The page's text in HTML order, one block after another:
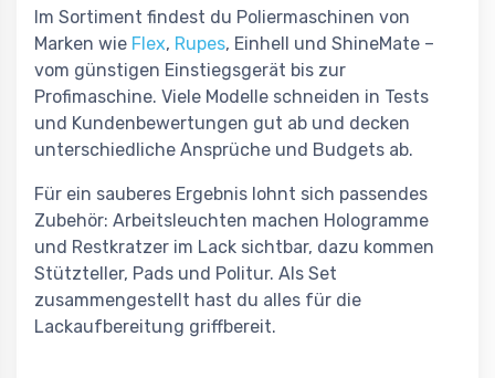
Im Sortiment findest du Poliermaschinen von
Marken wie Flex, Rupes, Einhell und ShineMate –
vom günstigen Einstiegsgerät bis zur
Profimaschine. Viele Modelle schneiden in Tests
und Kundenbewertungen gut ab und decken
unterschiedliche Ansprüche und Budgets ab.
Für ein sauberes Ergebnis lohnt sich passendes
Zubehör: Arbeitsleuchten machen Hologramme
und Restkratzer im Lack sichtbar, dazu kommen
Stützteller, Pads und Politur. Als Set
zusammengestellt hast du alles für die
Lackaufbereitung griffbereit.